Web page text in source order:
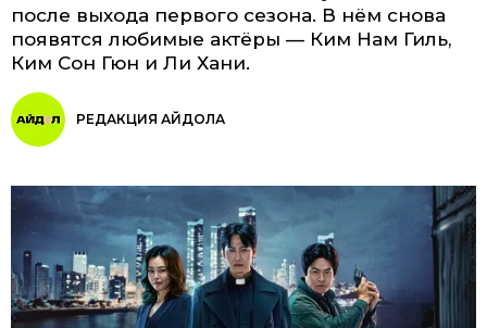
после выхода первого сезона. В нём снова
появятся любимые актёры — Ким Нам Гиль,
Ким Сон Гюн и Ли Хани.
РЕДАКЦИЯ АЙДОЛА